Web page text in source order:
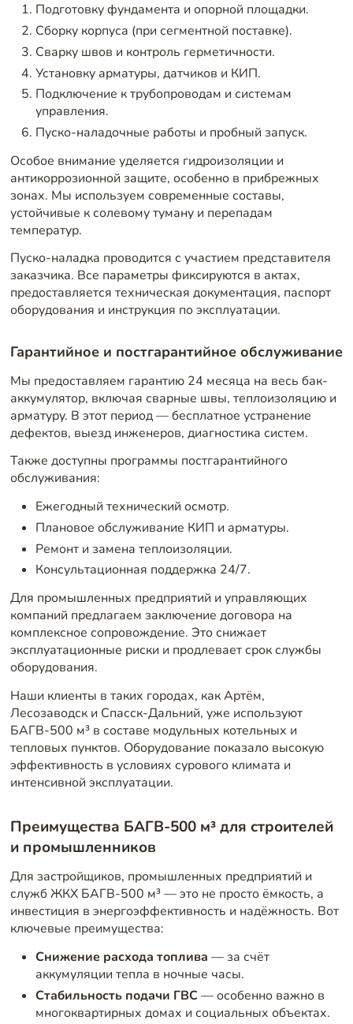
Подготовку фундамента и опорной площадки.
Сборку корпуса (при сегментной поставке).
Сварку швов и контроль герметичности.
Установку арматуры, датчиков и КИП.
Подключение к трубопроводам и системам
управления.
Пуско-наладочные работы и пробный запуск.
Особое внимание уделяется гидроизоляции и
антикоррозионной защите, особенно в прибрежных
зонах. Мы используем современные составы,
устойчивые к солевому туману и перепадам
температур.
Пуско-наладка проводится с участием представителя
заказчика. Все параметры фиксируются в актах,
предоставляется техническая документация, паспорт
оборудования и инструкция по эксплуатации.
Гарантийное и постгарантийное обслуживание
Мы предоставляем гарантию 24 месяца на весь бак-
аккумулятор, включая сварные швы, теплоизоляцию и
арматуру. В этот период — бесплатное устранение
дефектов, выезд инженеров, диагностика систем.
Также доступны программы постгарантийного
обслуживания:
Ежегодный технический осмотр.
Плановое обслуживание КИП и арматуры.
Ремонт и замена теплоизоляции.
Консультационная поддержка 24/7.
Для промышленных предприятий и управляющих
компаний предлагаем заключение договора на
комплексное сопровождение. Это снижает
эксплуатационные риски и продлевает срок службы
оборудования.
Наши клиенты в таких городах, как Артём,
Лесозаводск и Спасск-Дальний, уже используют
БАГВ-500 м³ в составе модульных котельных и
тепловых пунктов. Оборудование показало высокую
эффективность в условиях сурового климата и
интенсивной эксплуатации.
Преимущества БАГВ-500 м³ для строителей
и промышленников
Для застройщиков, промышленных предприятий и
служб ЖКХ БАГВ-500 м³ — это не просто ёмкость, а
инвестиция в энергоэффективность и надёжность. Вот
ключевые преимущества:
Снижение расхода топлива — за счёт
аккумуляции тепла в ночные часы.
Стабильность подачи ГВС— особенно важно в
многоквартирных домах и социальных объектах.